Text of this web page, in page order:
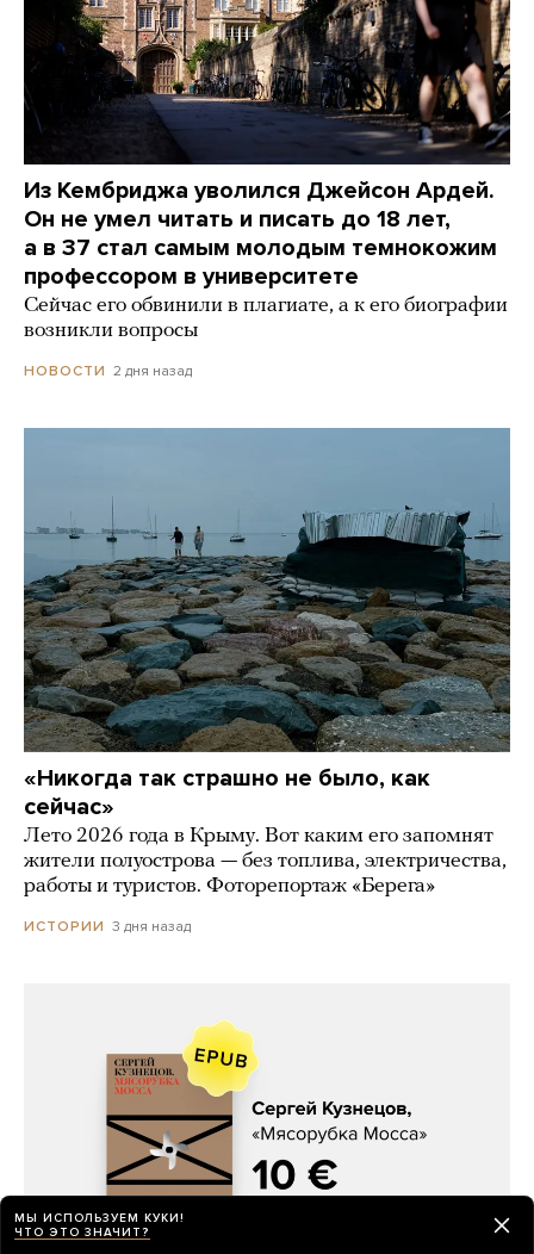
Из Кембриджа уволился Джейсон Ардей.
Он не умел читать и писать до 18 лет,
а в 37 стал самым молодым темнокожим
профессором в университете
Сейчас его обвинили в плагиате, а к его биографии
возникли вопросы
НОВОСТИ 2 дня назад
«Никогда так страшно не было, как
сейчас»
Лето 2026 года в Крыму. Вот каким его запомнят
жители полуострова — без топлива, электричества,
работы и туристов. Фоторепортаж «Берега»
ИСТОРИИ 3 дня назад
Сергей Кузнецов, «Мясорубка
МЫ ИСПОЛЬЗУЕМ КУКИ!
ЧТО ЭТО ЗНАЧИТ?